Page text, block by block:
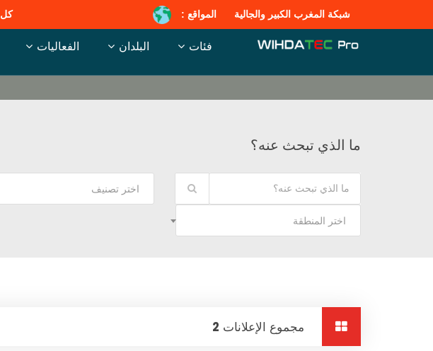
شبكة المغرب الكبير والجالية المواقع : كل
فئات البلدان الفعاليات
ما الذي تبحث عنه؟
اختر تصنيف
اختر المنطقة
مجموع الإعلانات 2